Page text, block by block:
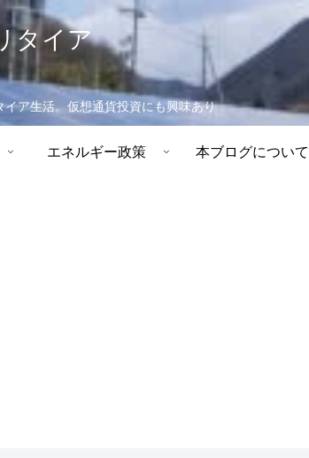
タイア
ア生活。仮想通貨投資にも興味あり
エネルギー政策 本ブログについて